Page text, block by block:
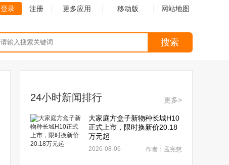
登录 注册 更多应用 移动版 网站地图
搜索
24小时新闻排行 更多>
大家庭方盒子新物种长城H10
正式上市，限时换新价20.18
万元起
2026-08-06 作者：孟宪慈